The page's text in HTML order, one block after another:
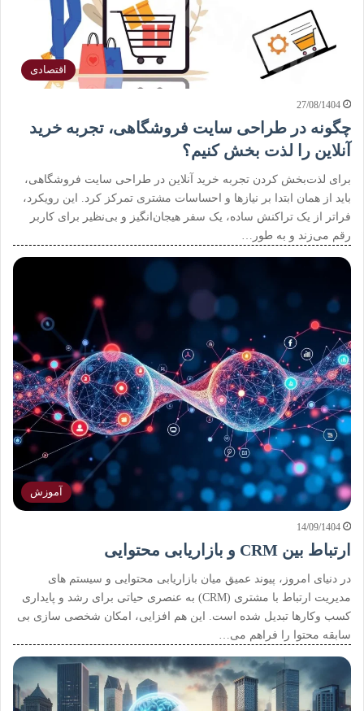
اقتصادی
27/08/1404
چگونه در طراحی سایت فروشگاهی، تجربه خرید
آنلاین را لذت بخش کنیم؟
برای لذت‌بخش کردن تجربه خرید آنلاین در طراحی سایت فروشگاهی،
باید از همان ابتدا بر نیازها و احساسات مشتری تمرکز کرد. این رویکرد،
فراتر از یک تراکنش ساده، یک سفر هیجان‌انگیز و بی‌نظیر برای کاربر
رقم می‌زند و به طور…
آموزش
14/09/1404
ارتباط بین CRM و بازاریابی محتوایی
در دنیای امروز، پیوند عمیق میان بازاریابی محتوایی و سیستم های
مدیریت ارتباط با مشتری (CRM) به عنصری حیاتی برای رشد و پایداری
کسب وکارها تبدیل شده است. این هم افزایی، امکان شخصی سازی بی
سابقه محتوا را فراهم می…